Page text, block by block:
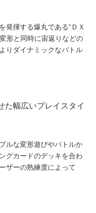
揮する爆丸である“ＤＸ
形と同時に宙返りなどの
りダイナミックなバトル
幅広いプレイスタイ
ルな変形遊びやバトルか
グカードのデッキを合わ
ザーの熟練度によって